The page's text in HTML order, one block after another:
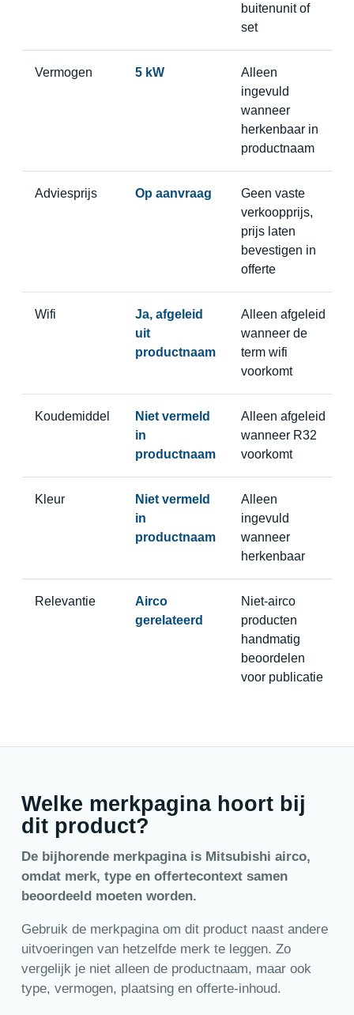
buitenunit of
set
Vermogen 5 kW
Alleen
ingevuld
wanneer
herkenbaar in
productnaam
Adviesprijs Op aanvraag
Geen vaste
verkoopprijs,
prijs laten
bevestigen in
offerte
Wifi
Ja, afgeleid
uit
productnaam
Alleen afgeleid
wanneer de
term wifi
voorkomt
Koudemiddel
Niet vermeld
in
productnaam
Alleen afgeleid
wanneer R32
voorkomt
Kleur
Niet vermeld
in
productnaam
Alleen
ingevuld
wanneer
herkenbaar
Relevantie
Airco
gerelateerd
Niet-airco
producten
handmatig
beoordelen
voor publicatie
Welke merkpagina hoort bij
dit product?
De bijhorende merkpagina is Mitsubishi airco,
omdat merk, type en offertecontext samen
beoordeeld moeten worden.
Gebruik de merkpagina om dit product naast andere
uitvoeringen van hetzelfde merk te leggen. Zo
vergelijk je niet alleen de productnaam, maar ook
type, vermogen, plaatsing en offerte-inhoud.